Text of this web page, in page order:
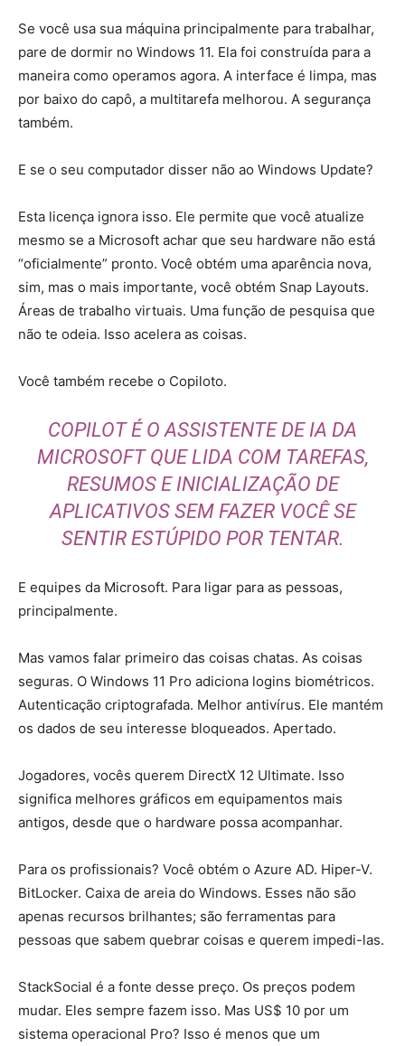
Se você usa sua máquina principalmente para trabalhar,
pare de dormir no Windows 11. Ela foi construída para a
maneira como operamos agora. A interface é limpa, mas
por baixo do capô, a multitarefa melhorou. A segurança
também.
E se o seu computador disser não ao Windows Update?
Esta licença ignora isso. Ele permite que você atualize
mesmo se a Microsoft achar que seu hardware não está
“oficialmente” pronto. Você obtém uma aparência nova,
sim, mas o mais importante, você obtém Snap Layouts.
Áreas de trabalho virtuais. Uma função de pesquisa que
não te odeia. Isso acelera as coisas.
Você também recebe o Copiloto.
COPILOT É O ASSISTENTE DE IA DA
MICROSOFT QUE LIDA COM TAREFAS,
RESUMOS E INICIALIZAÇÃO DE
APLICATIVOS SEM FAZER VOCÊ SE
SENTIR ESTÚPIDO POR TENTAR.
E equipes da Microsoft. Para ligar para as pessoas,
principalmente.
Mas vamos falar primeiro das coisas chatas. As coisas
seguras. O Windows 11 Pro adiciona logins biométricos.
Autenticação criptografada. Melhor antivírus. Ele mantém
os dados de seu interesse bloqueados. Apertado.
Jogadores, vocês querem DirectX 12 Ultimate. Isso
significa melhores gráficos em equipamentos mais
antigos, desde que o hardware possa acompanhar.
Para os profissionais? Você obtém o Azure AD. Hiper-V.
BitLocker. Caixa de areia do Windows. Esses não são
apenas recursos brilhantes; são ferramentas para
pessoas que sabem quebrar coisas e querem impedi-las.
StackSocial é a fonte desse preço. Os preços podem
mudar. Eles sempre fazem isso. Mas US$ 10 por um
sistema operacional Pro? Isso é menos que um